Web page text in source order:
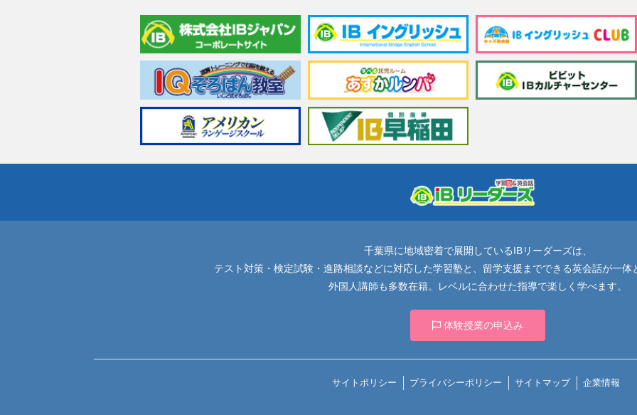
塾＋英会話 ｜ IBリ
ーダーズ
千葉県に地域密着で展開しているIBリーダーズは、
テスト対策・検定試験・進路相談などに対応した学習塾と、留学支援までできる英会話が一体
外国人講師も多数在籍。レベルに合わせた指導で楽しく学べます。
体験授業の申込み
サイトポリシー プライバシーポリシー サイトマップ 企業情報